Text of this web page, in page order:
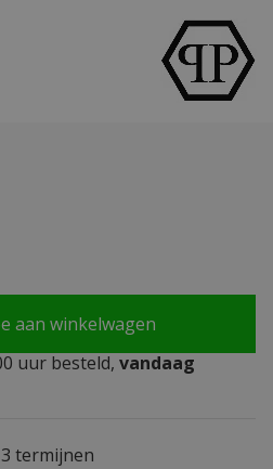
aan winkelwagen
uur besteld, vandaag
termijnen